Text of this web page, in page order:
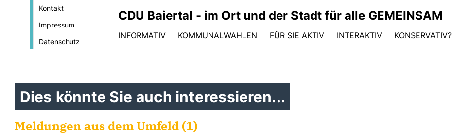
Kontakt
Impressum
Datenschutz
CDU Baiertal - im Ort und der Stadt für alle GEMEINSAM
INFORMATIV KOMMUNALWAHLEN FÜR SIE AKTIV INTERAKTIV KONSERVATIV?
Dies könnte Sie auch interessieren...
Meldungen aus dem Umfeld (1)